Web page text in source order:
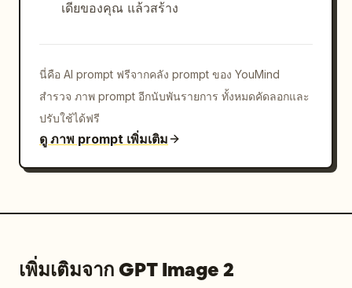
เดียของคุณ แล้วสร้าง
นี่คือ AI prompt ฟรีจากคลัง prompt ของ YouMind
สำรวจ ภาพ prompt อีกนับพันรายการ ทั้งหมดคัดลอกและ
ปรับใช้ได้ฟรี
ดู ภาพ prompt เพิ่มเติม
เพิ่มเติมจาก GPT Image 2